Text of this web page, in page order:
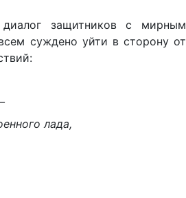
защитников с мирным
суждено уйти в сторону от
лада,